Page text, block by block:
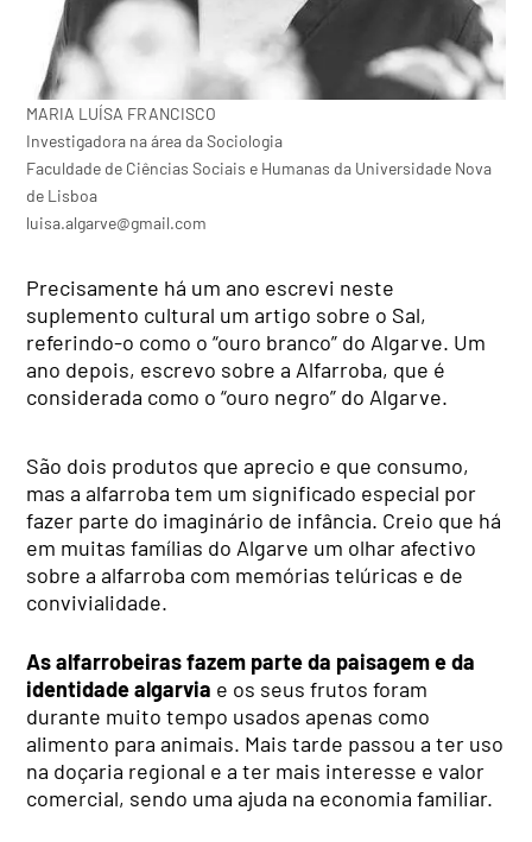
MARIA LUÍSA FRANCISCO
Investigadora na área da Sociologia
Faculdade de Ciências Sociais e Humanas da Universidade Nova
de Lisboa
luisa.algarve@gmail.com
Precisamente há um ano escrevi neste
suplemento cultural um artigo sobre o Sal,
referindo-o como o “ouro branco” do Algarve. Um
ano depois, escrevo sobre a Alfarroba, que é
considerada como o “ouro negro” do Algarve.
São dois produtos que aprecio e que consumo,
mas a alfarroba tem um significado especial por
fazer parte do imaginário de infância. Creio que há
em muitas famílias do Algarve um olhar afectivo
sobre a alfarroba com memórias telúricas e de
convivialidade.
As alfarrobeiras fazem parte da paisagem e da
identidade algarvia e os seus frutos foram
durante muito tempo usados apenas como
alimento para animais. Mais tarde passou a ter uso
na doçaria regional e a ter mais interesse e valor
comercial, sendo uma ajuda na economia familiar.